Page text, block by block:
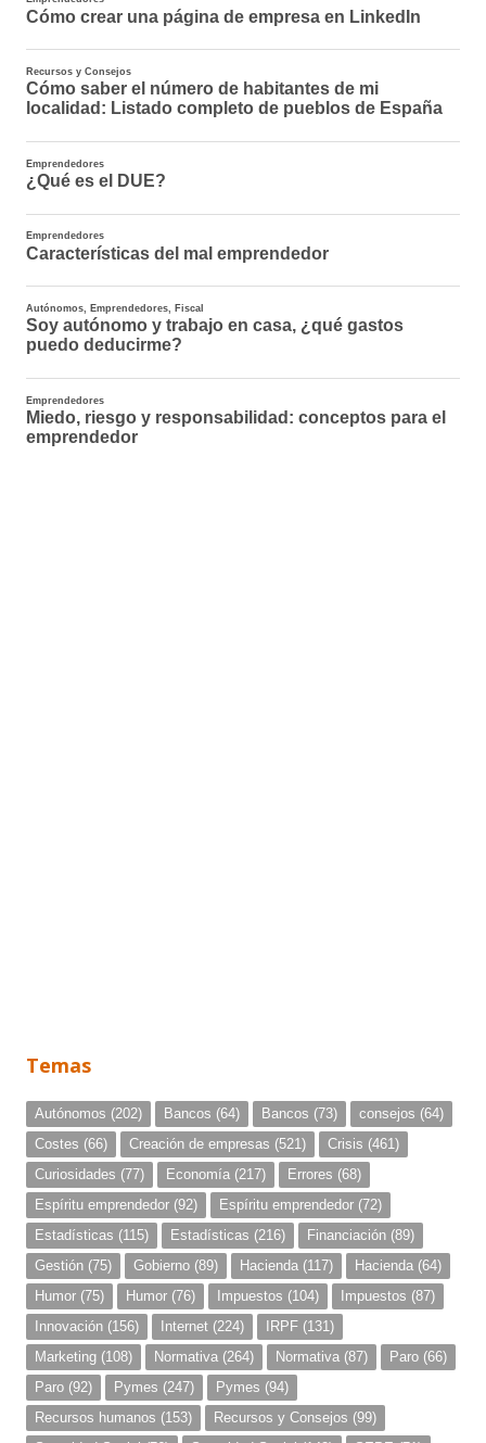
Temas
Autónomos (202) Bancos (64) Bancos (73) consejos (64)
Costes (66) Creación de empresas (521) Crisis (461)
Curiosidades (77) Economía (217) Errores (68)
Espíritu emprendedor (92) Espíritu emprendedor (72)
Estadísticas (115) Estadísticas (216) Financiación (89)
Gestión (75) Gobierno (89) Hacienda (117) Hacienda (64)
Humor (75) Humor (76) Impuestos (104) Impuestos (87)
Innovación (156) Internet (224) IRPF (131)
Marketing (108) Normativa (264) Normativa (87) Paro (66)
Paro (92) Pymes (247) Pymes (94)
Recursos humanos (153) Recursos y Consejos (99)